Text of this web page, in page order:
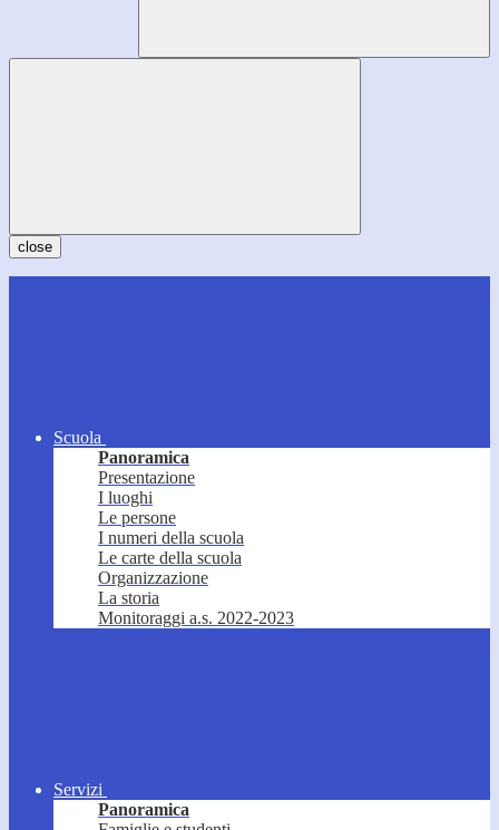
close
Scuola
Panoramica
Presentazione
I luoghi
Le persone
I numeri della scuola
Le carte della scuola
Organizzazione
La storia
Monitoraggi a.s. 2022-2023
Servizi
Panoramica